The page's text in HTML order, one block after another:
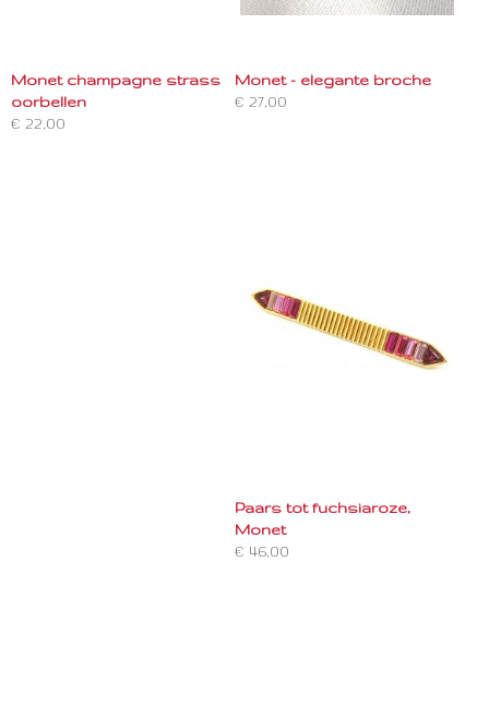
Monet champagne strass
oorbellen
€ 22,00
Monet - elegante broche
€ 27,00
Paars tot fuchsiaroze,
Monet
€ 46,00